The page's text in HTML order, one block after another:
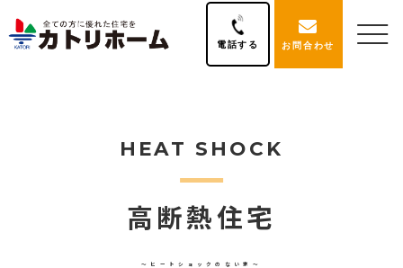
電話する お問合わせ
HEAT SHOCK
高断熱住宅
～ヒートショックのない家～